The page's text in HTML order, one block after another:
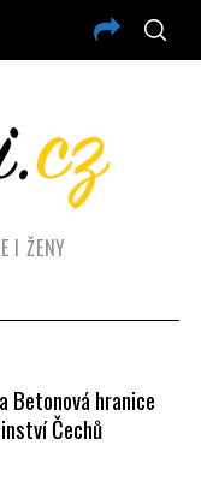
I ŽENY
Betonová hranice
Čechů